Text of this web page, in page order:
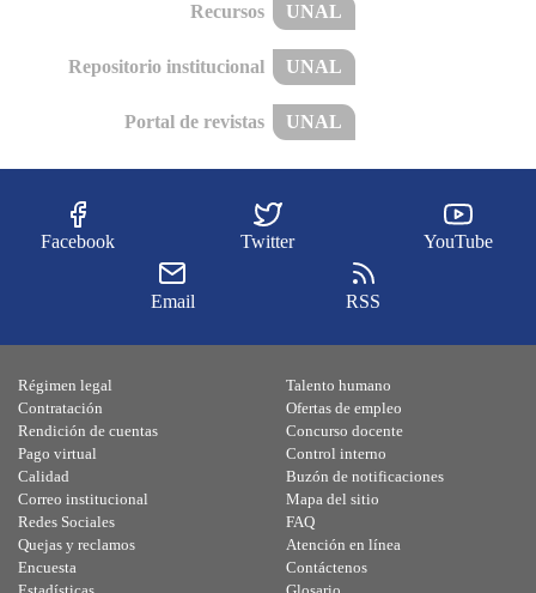
Recursos UNAL
Repositorio institucional UNAL
Portal de revistas UNAL
Facebook Twitter YouTube
Email RSS
Régimen legal
Contratación
Rendición de cuentas
Pago virtual
Calidad
Talento humano
Ofertas de empleo
Concurso docente
Control interno
Buzón de notificaciones
Correo institucional
Redes Sociales
Quejas y reclamos
Encuesta
Mapa del sitio
FAQ
Atención en línea
Contáctenos